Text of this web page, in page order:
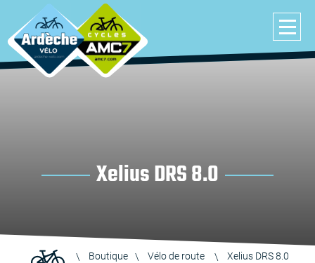
Xelius DRS 8.0
Boutique Vélo de route Xelius DRS 8.0